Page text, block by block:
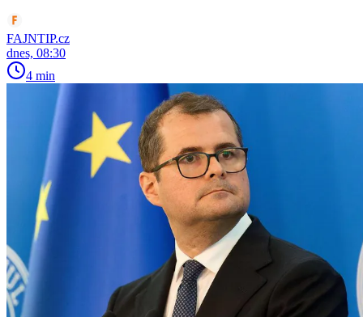
FAJNTIP.cz
dnes, 08:30
4 min